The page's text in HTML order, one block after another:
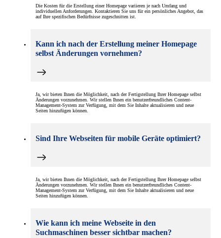
Die Kosten für die Erstellung einer Homepage variieren je nach Umfang und
individuellen Anforderungen. Kontaktieren Sie uns für ein persönliches Angebot, das
auf Ihre spezifischen Bedürfnisse zugeschnitten ist.
Kann ich nach der Erstellung meiner Homepage
selbst Änderungen vornehmen?
Ja, wir bieten Ihnen die Möglichkeit, nach der Fertigstellung Ihrer Homepage selbst
Änderungen vorzunehmen. Wir stellen Ihnen ein benutzerfreundliches Content-
Management-System zur Verfügung, mit dem Sie Inhalte aktualisieren und neue
Seiten hinzufügen können.
Sind Ihre Webseiten für mobile Geräte optimiert?
Ja, wir bieten Ihnen die Möglichkeit, nach der Fertigstellung Ihrer Homepage selbst
Änderungen vorzunehmen. Wir stellen Ihnen ein benutzerfreundliches Content-
Management-System zur Verfügung, mit dem Sie Inhalte aktualisieren und neue
Seiten hinzufügen können.
Wie kann ich meine Webseite in den
Suchmaschinen besser sichtbar machen?